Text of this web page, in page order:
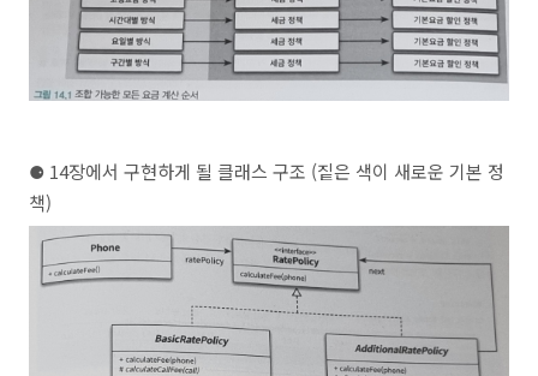
⚈ 14장에서 구현하게 될 클래스 구조 (짙은 색이 새로운 기본 정
책)